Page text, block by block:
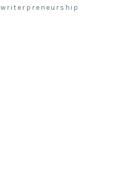
writerpreneurship